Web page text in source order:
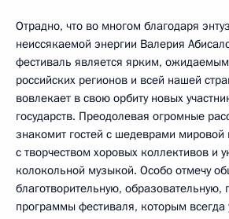
Отрадно, что во многом благодаря
неиссякаемой энергии Валерия
фестиваль является ярким,
российских регионов и всей нашей
вовлекает в свою орбиту новых
государств. Преодолевая огромные
знакомит гостей с шедеврами мировой
с творчеством хоровых коллективов и
колокольной музыкой. Особо отмечу
благотворительную, образовательную,
программы фестиваля, которым всегда